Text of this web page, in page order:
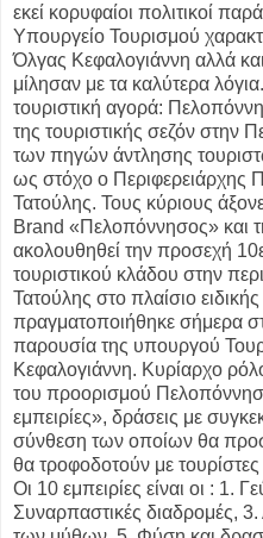
εκεί κορυφαίοι πολιτικοί
Υπουργείο Τουρισμού
Όλγας Κεφαλογιάννη αλλά
μίλησαν με τα καλύτερα
τουριστική αγορά:
της τουριστικής σεζόν στην
των πηγών άντλησης
ως στόχο ο Περιφερειάρχης
Τατούλης. Τους κύριους
Brand «Πελοπόννησος» και
ακολουθηθεί την προσεχή
τουριστικού κλάδου στην
Τατούλης στο πλαίσιο
πραγματοποιήθηκε σήμερα
παρουσία της υπουργού
Κεφαλογιάννη. Κυρίαρχο
του προορισμού
εμπειρίες», δράσεις με
σύνθεση των οποίων θα
θα τροφοδοτούν με
Οι 10 εμπειρίες είναι οι : 1.
Συναρπαστικές διαδρομές,